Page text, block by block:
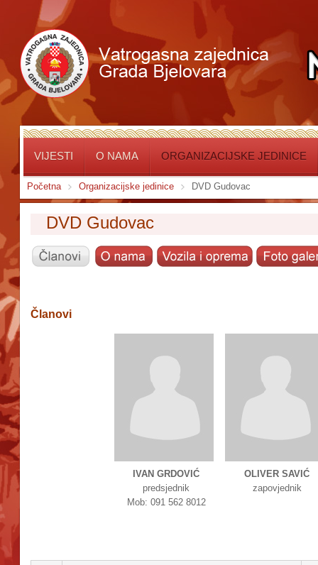
VIJESTI O NAMA ORGANIZACIJSKE JEDINICE
Početna Organizacijske jedinice DVD Gudovac
DVD Gudovac
Članovi
IVAN GRDOVIĆ
predsjednik
Mob: 091 562 8012
OLIVER SAVIĆ
zapovjednik